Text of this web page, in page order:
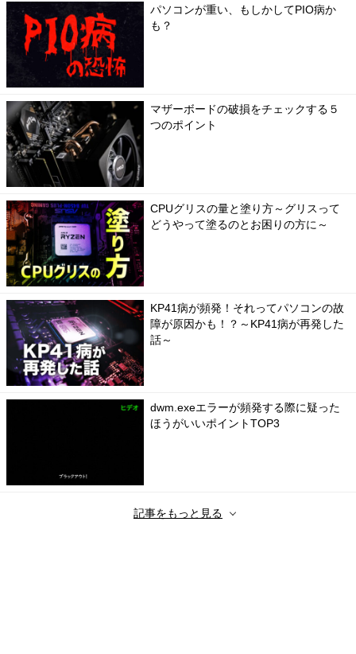
パソコンが重い、もしかしてPIO病か
も？
マザーボードの破損をチェックする５
つのポイント
CPUグリスの量と塗り方～グリスって
どうやって塗るのとお困りの方に～
KP41病が頻発！それってパソコンの故
障が原因かも！？～KP41病が再発した
話～
dwm.exeエラーが頻発する際に疑った
ほうがいいポイントTOP3
記事をもっと見る